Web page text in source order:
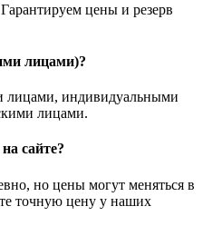
цены и резерв
лицами)?
лицами, индивидуальными
лицами.
сайте?
но цены могут меняться в
точную цену у наших